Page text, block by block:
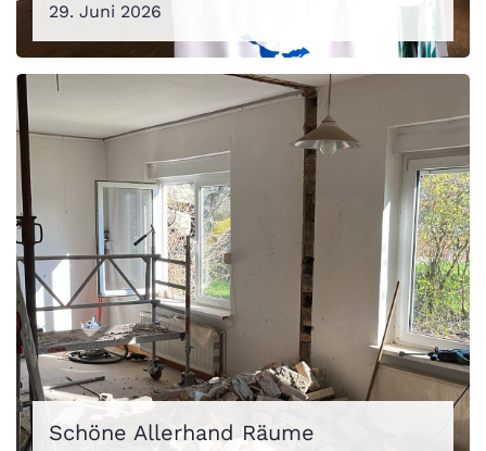
29. Juni 2026
Schöne Allerhand Räume